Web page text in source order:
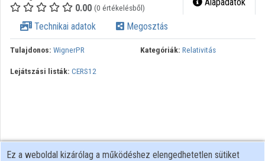
Közreműködők
0.00 (0 értékelésből) Alapadatok
Technikai adatok Megosztás
Tulajdonos: WignerPR Kategóriák: Relativitás
Lejátszási listák: CERS12
Ez a weboldal kizárólag a működéshez elengedhetetlen sütiket